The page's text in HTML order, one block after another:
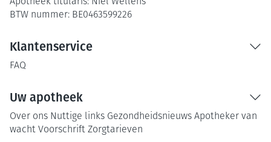
BTW nummer: BE0463599226
Klantenservice
FAQ
Uw apotheek
Over ons Nuttige links Gezondheidsnieuws Apotheker van
wacht Voorschrift Zorgtarieven